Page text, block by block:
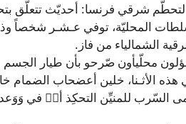
شرقي فرنسا: أحديّث تتعلّق
المحليّة، توفي عـشـر شخصاً
الشمالياء من فاز.
محلّيأون صّرحو بأن طيار الجسم
هذه الأثـنا، خلين أعضحاب
السّرب للمنيِّن التحكِذ أصۘ في